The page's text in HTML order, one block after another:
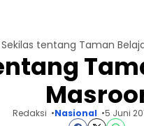
Sekilas tentang Taman
Redaksi Nasional 5 Juni